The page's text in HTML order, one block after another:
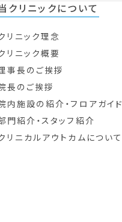
クリニックについて
リニック理念
リニック概要
事長のご挨拶
長のご挨拶
内施設の紹介・フロアガイド
門紹介・スタッフ紹介
リニカルアウトカムについて